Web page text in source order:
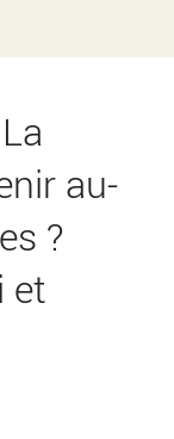
au-
?
et